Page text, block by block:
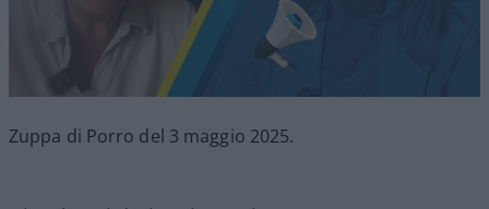
Zuppa di Porro del 3 maggio 2025.